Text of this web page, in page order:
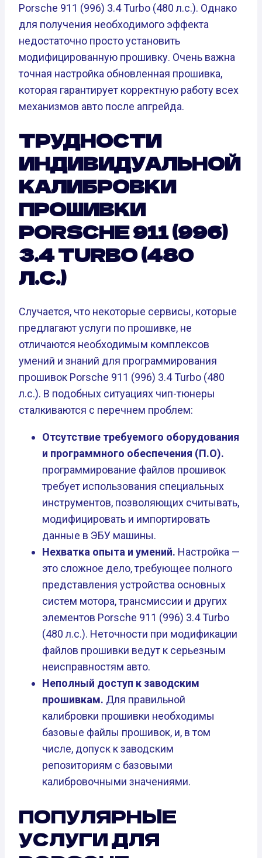
Porsche 911 (996) 3.4 Turbo (480 л.с.). Однако
для получения необходимого эффекта
недостаточно просто установить
модифицированную прошивку. Очень важна
точная настройка обновленная прошивка,
которая гарантирует корректную работу всех
механизмов авто после апгрейда.
ТРУДНОСТИ
ИНДИВИДУАЛЬНОЙ
КАЛИБРОВКИ
ПРОШИВКИ
PORSCHE 911 (996)
3.4 TURBO (480
Л.С.)
Случается, что некоторые сервисы, которые
предлагают услуги по прошивке, не
отличаются необходимым комплексов
умений и знаний для программирования
прошивок Porsche 911 (996) 3.4 Turbo (480
л.с.). В подобных ситуациях чип-тюнеры
сталкиваются с перечнем проблем:
Отсутствие требуемого оборудования
и программного обеспечения (П.О).
программирование файлов прошивок
требует использования специальных
инструментов, позволяющих считывать,
модифицировать и импортировать
данные в ЭБУ машины.
Нехватка опыта и умений. Настройка —
это сложное дело, требующее полного
представления устройства основных
систем мотора, трансмиссии и других
элементов Porsche 911 (996) 3.4 Turbo
(480 л.с.). Неточности при модификации
файлов прошивки ведут к серьезным
неисправностям авто.
Неполный доступ к заводским
прошивкам. Для правильной
калибровки прошивки необходимы
базовые файлы прошивок, и, в том
числе, допуск к заводским
репозиториям с базовыми
калибровочными значениями.
ПОПУЛЯРНЫЕ
УСЛУГИ ДЛЯ